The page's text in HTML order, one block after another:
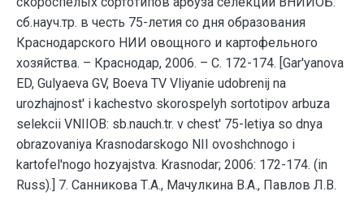
сб.науч.тр. в честь 75-летия со дня образования
Краснодарского НИИ овощного и картофельного
хозяйства. – Краснодар, 2006. – С. 172-174. [Gar'yanova
ED, Gulyaeva GV, Boeva TV Vliyanie udobrenij na
urozhajnost' i kachestvo skorospelyh sortotipov arbuza
selekcii VNIIOB: sb.nauch.tr. v chest' 75-letiya so dnya
obrazovaniya Krasnodarskogo NII ovoshchnogo i
kartofel'nogo hozyajstva. Krasnodar; 2006: 172-174. (in
Russ).] 7. Санникова Т.А., Мачулкина В.А., Павлов Л.В.